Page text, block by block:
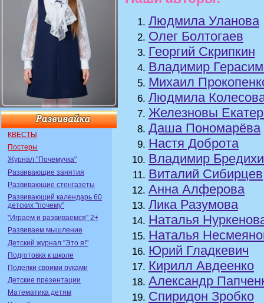
КВЕСТЫ
Постеры
Журнал "Почемучка"
Развивающие занятия
Развивающие стенгазеты
Развивающий календарь 60
детских "почему"
"Играем и развиваемся" 2+
Развиваем мышление
Детский журнал "Это я!"
Подготовка к школе
Поделки своими руками
Детские презентации
Математика детям
Людмила Уланова
Олег Болтогаев
Георгий Скрипкин
Владимир
Михаил
Людмила
Железновы
Даша Пономарёва
Настя Доброта
Владимир
Виталий Сибирцев
Анна Алферова
Лика Разумова
Наталья
Наталья
Юрий Гладкевич
Кирилл Авдеенко
Александр
Спиридон Зробко